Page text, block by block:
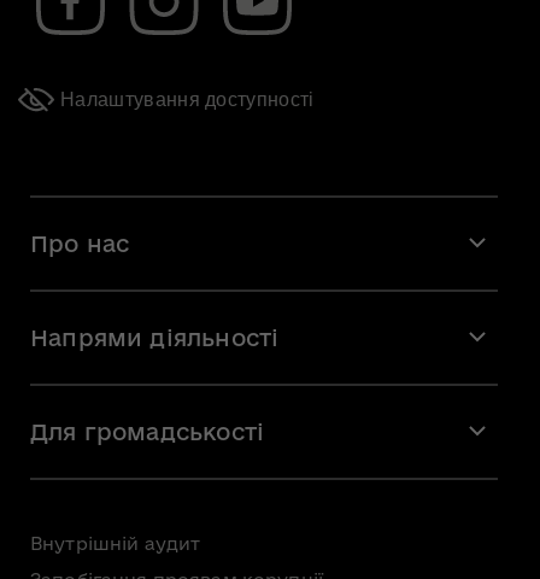
Налаштування доступності
Про нас
Команда
Вакансії
Напрями діяльності
Мистецька освіта
Для громадськості
Внутрішній аудит